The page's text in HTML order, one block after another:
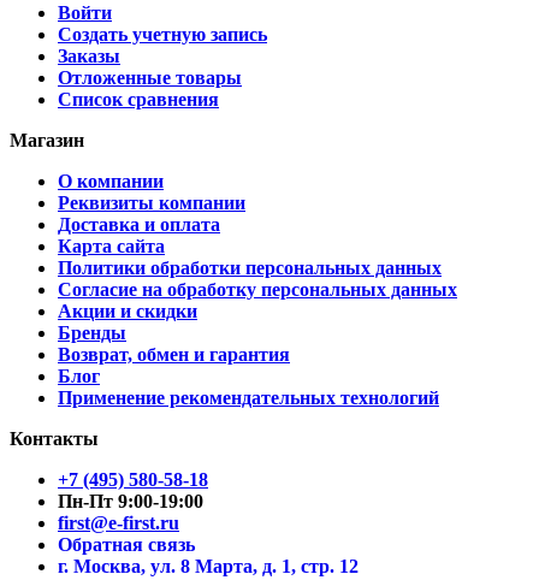
Войти
Создать учетную запись
Заказы
Отложенные товары
Список сравнения
Магазин
О компании
Реквизиты компании
Доставка и оплата
Карта сайта
Политики обработки персональных данных
Согласие на обработку персональных данных
Акции и скидки
Бренды
Возврат, обмен и гарантия
Блог
Применение рекомендательных технологий
Контакты
+7 (495) 580-58-18
Пн-Пт 9:00-19:00
first@e-first.ru
Обратная связь
г. Москва, ул. 8 Марта, д. 1, стр. 12